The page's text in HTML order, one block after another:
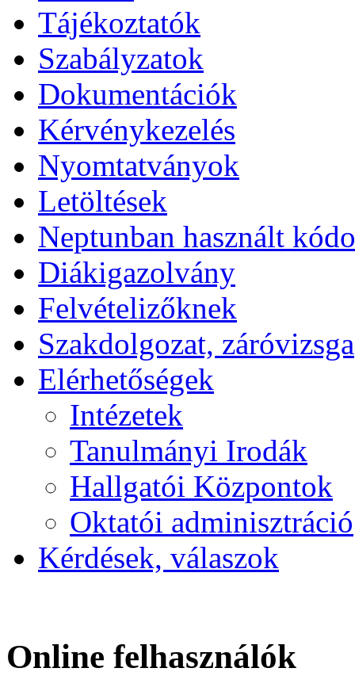
Tájékoztatók
Szabályzatok
Dokumentációk
Kérvénykezelés
Nyomtatványok
Letöltések
Neptunban használt
Diákigazolvány
Felvételizőknek
Szakdolgozat, záróvizsga
Elérhetőségek
Intézetek
Tanulmányi Irodák
Hallgatói Központok
Oktatói adminisztráció
Kérdések, válaszok
Online felhasználók